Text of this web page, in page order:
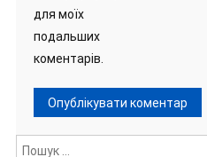
для моїх
подальших
коментарів.